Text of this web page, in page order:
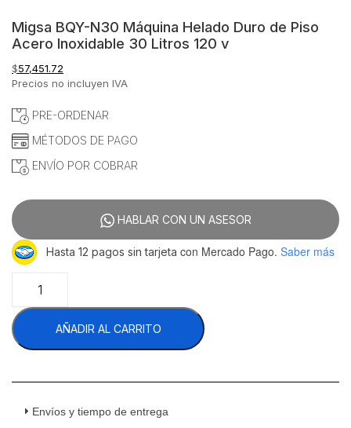
Migsa BQY-N30 Máquina Helado Duro de Piso
Acero Inoxidable 30 Litros 120 v
$57,451.72
Precios no incluyen IVA
PRE-ORDENAR
MÉTODOS DE PAGO
ENVÍO POR COBRAR
HABLAR CON UN ASESOR
Hasta 12 pagos sin tarjeta con Mercado Pago. Saber más
N30
Máquina
Helado
de
Acero
AÑADIR AL CARRITO
Envíos y tiempo de entrega